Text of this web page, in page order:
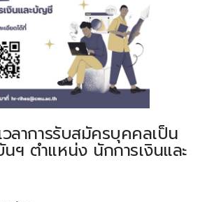
วลาการรับสมัครบุคคลเป็น
ฯ ตำแหน่ง นักการเงินและ